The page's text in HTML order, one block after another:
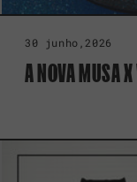
30 junho,2026
A NOVA MUSA